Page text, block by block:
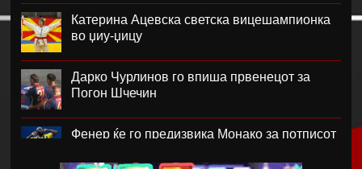
Катерина Ацевска светска вицешампионка
во џиу-џицу
Дарко Чурлинов го впиша првенецот за
Погон Шчечин
Фенер ќе го предизвика Монако за потписот